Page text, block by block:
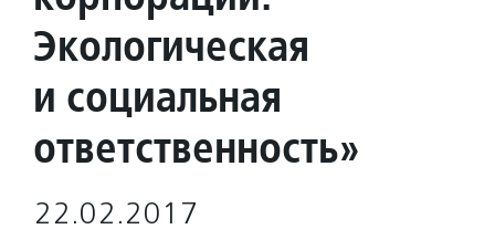
Экологическая
и социальная
ответственность»
22.02.2017